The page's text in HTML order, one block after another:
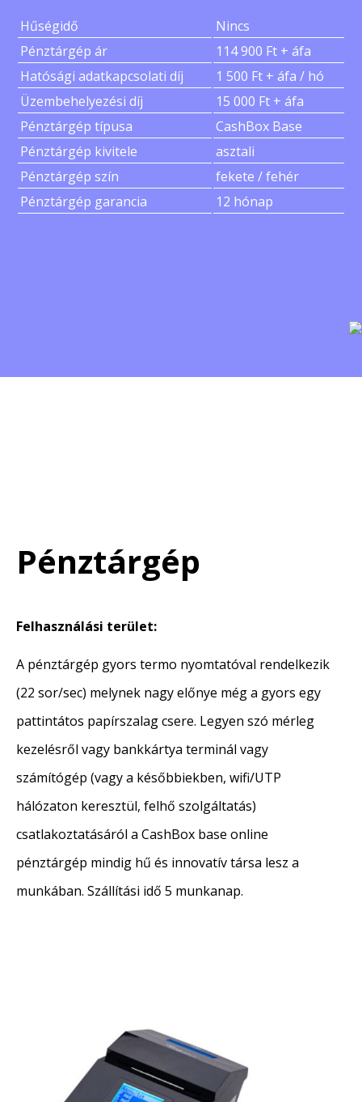
Hűségidő
Nincs
Pénztárgép ár
114 900 Ft + áfa
Hatósági adatkapcsolati díj
1 500 Ft + áfa / hó
Üzembehelyezési díj
15 000 Ft + áfa
Pénztárgép típusa
CashBox Base
Pénztárgép kivitele
asztali
Pénztárgép szín
fekete / fehér
Pénztárgép garancia
12 hónap
Pénztárgép
Felhasználási terület:
A pénztárgép gyors termo nyomtatóval rendelkezik
(22 sor/sec) melynek nagy előnye még a gyors egy
pattintátos papírszalag csere. Legyen szó mérleg
kezelésről vagy bankkártya terminál vagy
számítógép (vagy a későbbiekben, wifi/UTP
hálózaton keresztül, felhő szolgáltatás)
csatlakoztatásáról a CashBox base online
pénztárgép mindig hű és innovatív társa lesz a
munkában. Szállítási idő 5 munkanap.